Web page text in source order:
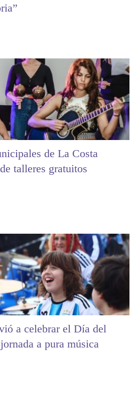
de La Costa
talleres gratuitos
a celebrar el Día del
a pura música